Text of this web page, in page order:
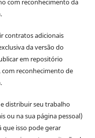
com reconhecimento da
contratos adicionais
da versão do
em repositório
reconhecimento de
distribuir seu trabalho
ou na sua página pessoal)
que isso pode gerar